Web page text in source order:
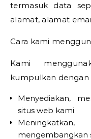
termasuk data
alamat, alamat
Cara kami
Kami
kumpulkan dengan
Menyediakan,
situs web kami
mengembangkan